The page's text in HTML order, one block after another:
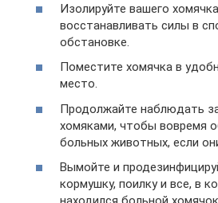
Изолируйте вашего
восстанавливать силы в
обстановке.
Поместите хомячка в
место.
Продолжайте наблюдать
хомяками, чтобы вовремя
больных животных, если
Вымойте и
кормушку, поилку и все, в